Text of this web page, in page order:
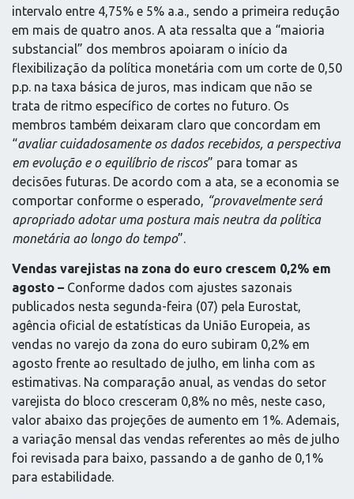
intervalo entre 4,75% e 5% a.a., sendo a primeira redução
em mais de quatro anos. A ata ressalta que a “maioria
substancial” dos membros apoiaram o início da
flexibilização da política monetária com um corte de 0,50
p.p. na taxa básica de juros, mas indicam que não se
trata de ritmo específico de cortes no futuro. Os
membros também deixaram claro que concordam em
“avaliar cuidadosamente os dados recebidos, a perspectiva
em evolução e o equilíbrio de riscos” para tomar as
decisões futuras. De acordo com a ata, se a economia se
comportar conforme o esperado, “provavelmente será
apropriado adotar uma postura mais neutra da política
monetária ao longo do tempo”.
Vendas varejistas na zona do euro crescem 0,2% em
agosto – Conforme dados com ajustes sazonais
publicados nesta segunda-feira (07) pela Eurostat,
agência oficial de estatísticas da União Europeia, as
vendas no varejo da zona do euro subiram 0,2% em
agosto frente ao resultado de julho, em linha com as
estimativas. Na comparação anual, as vendas do setor
varejista do bloco cresceram 0,8% no mês, neste caso,
valor abaixo das projeções de aumento em 1%. Ademais,
a variação mensal das vendas referentes ao mês de julho
foi revisada para baixo, passando a de ganho de 0,1%
para estabilidade.